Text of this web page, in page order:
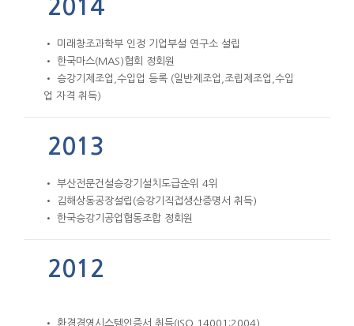
2014
• 미래창조과학부 인정 기업부설 연구소 설립
• 한국마스(MAS)협회 정회원
• 승강기제조업,수입업 등록 (일반제조업,조립제조업,수입
업 자격 취득)
2013
• 부산전문건설승강기설치도급순위 4위
• 김해상동공장설립(승강기직접생산증명서 취득)
• 한국승강기공업협동조합 정회원
2012
• 환경경영시스템인증서 취득(ISO 14001:2004)